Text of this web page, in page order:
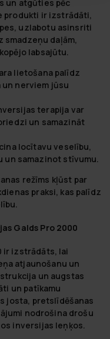
un atgūties pēc
produkti ir izstrādāti,
uzlabotu asinsriti
smadzeņu daļām,
labsajūtu.
lietošana palīdz
nerviem jūsu
terapija var
un samazināt
locītavu veselību,
un samazinot stīvumu.
režīms kļūst par
praksi, kas palīdz
Galds Pro 2000
ir izstrādāts, lai
atjaunošanu un
un augstas
un patīkamu
josta, pretslīdēšanas
nodrošina drošu
inversijas leņķos.